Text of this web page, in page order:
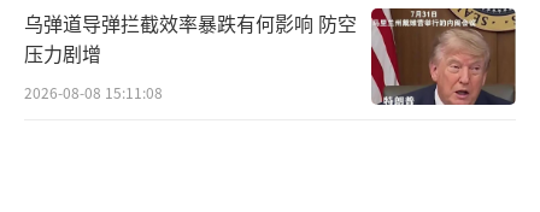
乌弹道导弹拦截效率暴跌有何影响 防空
压力剧增
2026-08-08 15:11:08